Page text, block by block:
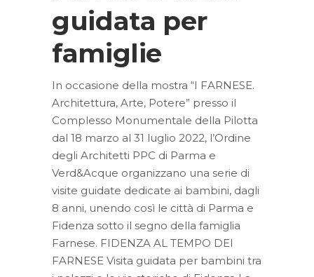
guidata per
famiglie
In occasione della mostra “I FARNESE.
Architettura, Arte, Potere” presso il
Complesso Monumentale della Pilotta
dal 18 marzo al 31 luglio 2022, l’Ordine
degli Architetti PPC di Parma e
Verd&Acque organizzano una serie di
visite guidate dedicate ai bambini, dagli
8 anni, unendo così le città di Parma e
Fidenza sotto il segno della famiglia
Farnese. FIDENZA AL TEMPO DEI
FARNESE Visita guidata per bambini tra